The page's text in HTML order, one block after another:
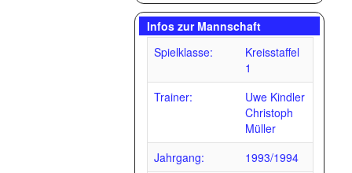
Infos zur Mannschaft
Spielklasse:
Kreisstaffel
1
Trainer:
Uwe Kindler
Christoph
Müller
Jahrgang:
1993/1994